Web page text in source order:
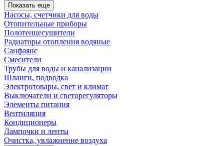
Показать еще
Насосы, счетчики для воды
Отопительные приборы
Полотенцесушители
Радиаторы отопления водяные
Санфаянс
Смесители
Трубы для воды и канализации
Шланги, подводка
Электротовары, свет и климат
Выключатели и светорегуляторы
Элементы питания
Вентиляция
Кондиционеры
Лампочки и ленты
Очистка, увлажнение воздуха